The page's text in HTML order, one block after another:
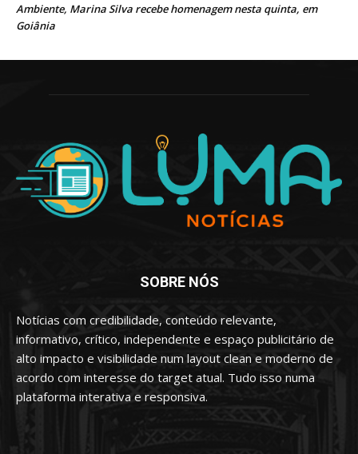
Ambiente, Marina Silva recebe homenagem nesta quinta, em
Goiânia
SOBRE NÓS
Notícias com credibilidade, conteúdo relevante,
informativo, crítico, independente e espaço publicitário de
alto impacto e visibilidade num layout clean e moderno de
acordo com interesse do target atual. Tudo isso numa
plataforma interativa e responsiva.